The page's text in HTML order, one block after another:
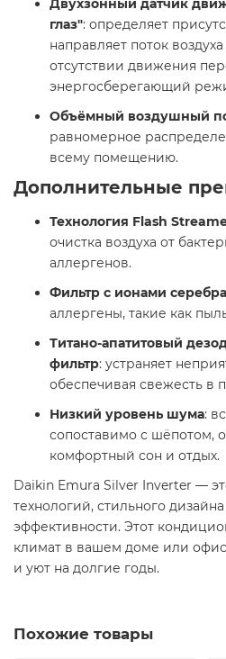
Двухзонный датчик
глаз": определяет
направляет поток
отсутствии движения
энергосберегающий
Объёмный воздушный
равномерное
всему помещению.​
Дополнительные
Технология Flash
очистка воздуха от
аллергенов.​
Фильтр с ионами серебра
аллергены, такие как
Титано-апатитовый
фильтр: устраняет
обеспечивая свежесть в
Низкий уровень шума:
сопоставимо с шёпотом,
комфортный сон и отдых. ​
Daikin Emura Silver Inverter —
технологий, стильного
эффективности. Этот
климат в вашем доме или
и уют на долгие годы.
Похожие товары